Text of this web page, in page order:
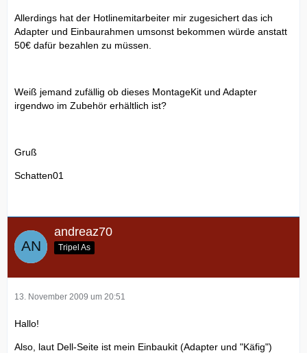
Allerdings hat der Hotlinemitarbeiter mir zugesichert das ich
Adapter und Einbaurahmen umsonst bekommen würde anstatt
50€ dafür bezahlen zu müssen.
Weiß jemand zufällig ob dieses MontageKit und Adapter
irgendwo im Zubehör erhältlich ist?
Gruß
Schatten01
andreaz70
Tripel As
13. November 2009 um 20:51
Hallo!
Also, laut Dell-Seite ist mein Einbaukit (Adapter und "Käfig")